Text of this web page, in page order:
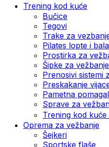
Trening kod kuće
Bučice
Tegovi
Trake za
Pilates lopte i
Prostirka za
Šipke za vežbanje
Prenosivi sistemi
Preskakanje
Pametna
Sprave za
Trening kod
Oprema za vežbanje
Šejkeri
Sportske flaše